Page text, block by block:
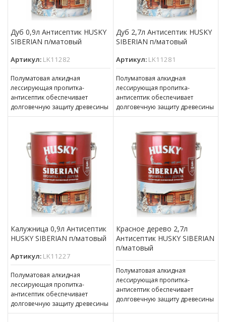
Дуб 0,9л Антисептик HUSKY
SIBERIAN п/матовый
Артикул: LK11282
Полуматовая алкидная
лессирующая пропитка-
антисептик обеспечивает
долговечную защиту древесины
(до 5 лет). Наносится на
отделочной доской фасады,
окна,
Дуб 2,7л Антисептик HUSKY
SIBERIAN п/матовый
Артикул: LK11281
Полуматовая алкидная
лессирующая пропитка-
антисептик обеспечивает
долговечную защиту древесины
(до 5 лет). Наносится на
отделочной доской фасады,
окна,
Калужница 0,9л Антисептик
HUSKY SIBERIAN п/матовый
Артикул: LK11227
Полуматовая алкидная
лессирующая пропитка-
антисептик обеспечивает
долговечную защиту древесины
(до 5 лет). Наносится на
Красное дерево 2,7л
Антисептик HUSKY SIBERIAN
п/матовый
Полуматовая алкидная
лессирующая пропитка-
антисептик обеспечивает
долговечную защиту древесины